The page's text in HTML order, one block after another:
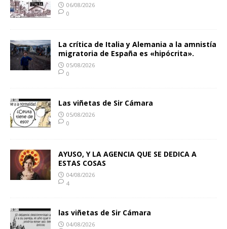
06/08/2026
0
La crítica de Italia y Alemania a la amnistía
migratoria de España es «hipócrita».
05/08/2026
0
Las viñetas de Sir Cámara
05/08/2026
0
AYUSO, Y LA AGENCIA QUE SE DEDICA A
ESTAS COSAS
04/08/2026
4
las viñetas de Sir Cámara
04/08/2026